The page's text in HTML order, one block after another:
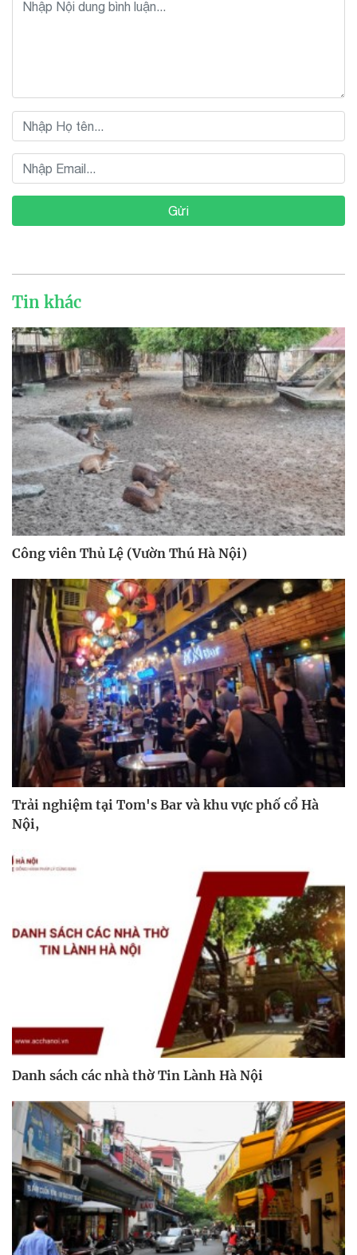
Gửi
Tin khác
Công viên Thủ Lệ (Vườn Thú Hà Nội)
Trải nghiệm tại Tom's Bar và khu vực phố cổ Hà
Nội,
Danh sách các nhà thờ Tin Lành Hà Nội